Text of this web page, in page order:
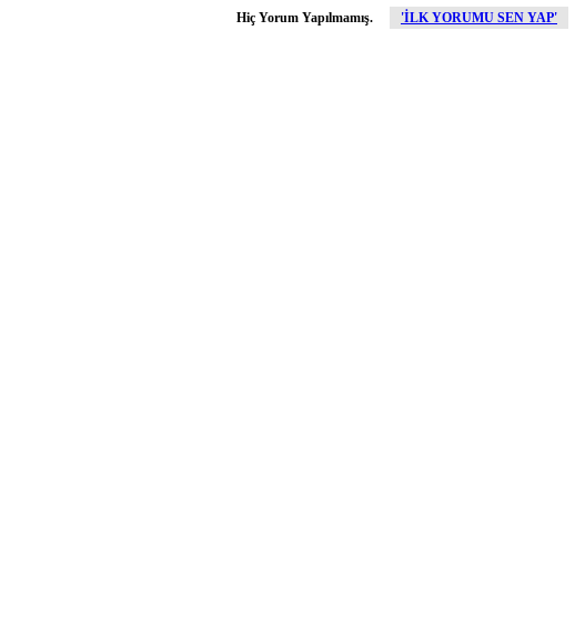
Hiç Yorum Yapılmamış. 'İLK YORUMU SEN YAP'